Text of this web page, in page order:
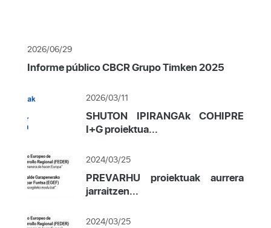
2026/06/29
Informe público CBCR Grupo Timken 2025
2026/03/11
SHUTON IPIRANGAk COHIPRE
I+G proiektua...
2024/03/25
PREVARHU proiektuak aurrera
jarraitzen...
2024/03/25